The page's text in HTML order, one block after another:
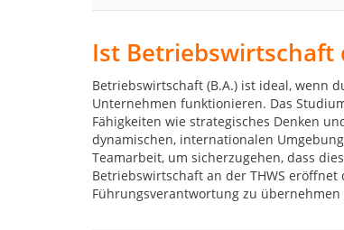
Ist Betriebswirtschaft
Betriebswirtschaft (B.A.) ist ideal, wenn
Unternehmen funktionieren. Das
Fähigkeiten wie strategisches Denken
dynamischen, internationalen
Teamarbeit, um sicherzugehen, dass
Betriebswirtschaft an der THWS
Führungsverantwortung zu